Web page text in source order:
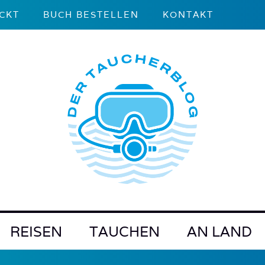
BUCH BESTELLEN KONTAKT
REISEN TAUCHEN AN LAND